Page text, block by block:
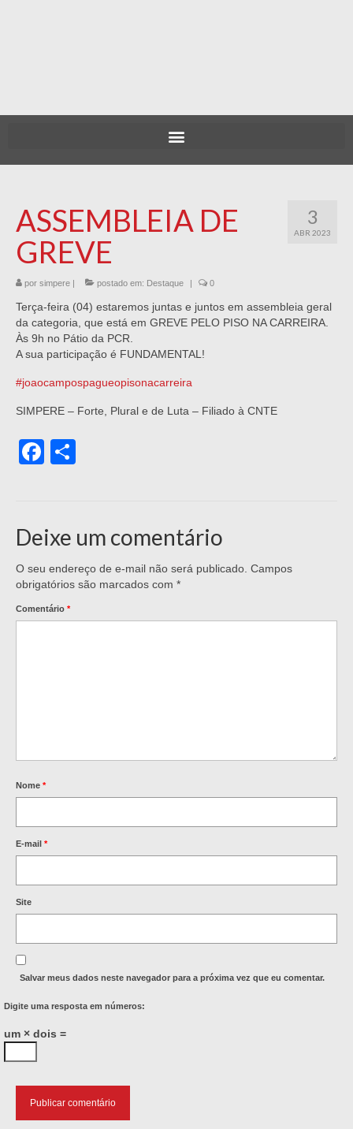
3
ABR 2023
ASSEMBLEIA DE
GREVE
por simpere | postado em: Destaque | 0
Terça-feira (04) estaremos juntas e juntos em assembleia geral
da categoria, que está em GREVE PELO PISO NA CARREIRA.
Às 9h no Pátio da PCR.
A sua participação é FUNDAMENTAL!
#joaocampospagueopisonacarreira
SIMPERE – Forte, Plural e de Luta – Filiado à CNTE
Facebook
Deixe um comentário
O seu endereço de e-mail não será publicado. Campos
obrigatórios são marcados com *
Comentário *
Nome *
E-mail *
Site
Salvar meus dados neste navegador para a próxima vez que eu comentar.
Digite uma resposta em números:
um × dois =